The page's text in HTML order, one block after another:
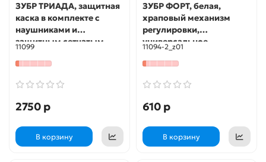
ЗУБР ТРИАДА, защитная
каска в комплекте с
наушниками и
защитным сетчатым
экраном, Профессионал
(11099)
11099
2750 р
В корзину
ЗУБР ФОРТ, белая,
храповый механизм
регулировки,
универсальное
крепление для
наушников и щитков,
Профессионал (11094-2)
11094-2_z01
610 р
В корзину